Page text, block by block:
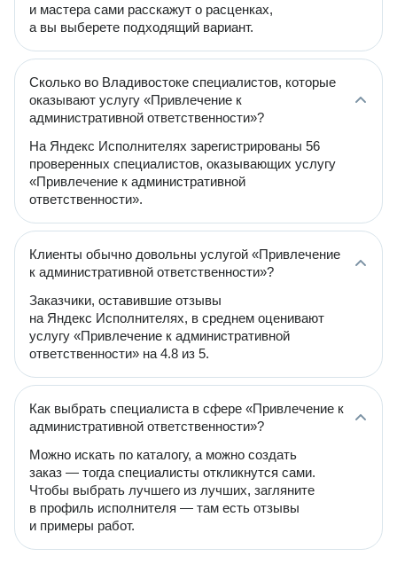
и мастера сами расскажут о расценках,
а вы выберете подходящий вариант.
Сколько во Владивостоке специалистов, которые
оказывают услугу «Привлечение к
административной ответственности»?
На Яндекс Исполнителях зарегистрированы 56
проверенных специалистов, оказывающих услугу
«Привлечение к административной
ответственности».
Клиенты обычно довольны услугой «Привлечение
к административной ответственности»?
Заказчики, оставившие отзывы
на Яндекс Исполнителях, в среднем оценивают
услугу «Привлечение к административной
ответственности» на 4.8 из 5.
Как выбрать специалиста в сфере «Привлечение к
административной ответственности»?
Можно искать по каталогу, а можно создать
заказ — тогда специалисты откликнутся сами.
Чтобы выбрать лучшего из лучших, загляните
в профиль исполнителя — там есть отзывы
и примеры работ.